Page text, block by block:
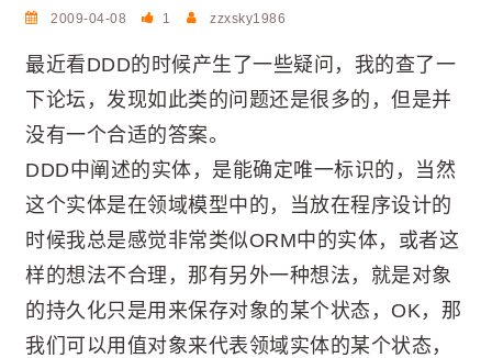
2009-04-08 1 zzxsky1986
最近看DDD的时候产生了一些疑问，我的查了一
下论坛，发现如此类的问题还是很多的，但是并
没有一个合适的答案。
DDD中阐述的实体，是能确定唯一标识的，当然
这个实体是在领域模型中的，当放在程序设计的
时候我总是感觉非常类似ORM中的实体，或者这
样的想法不合理，那有另外一种想法，就是对象
的持久化只是用来保存对象的某个状态，OK，那
我们可以用值对象来代表领域实体的某个状态，